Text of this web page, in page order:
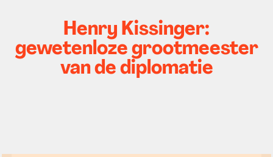
Henry Kissinger:
gewetenloze grootmeester
van de diplomatie